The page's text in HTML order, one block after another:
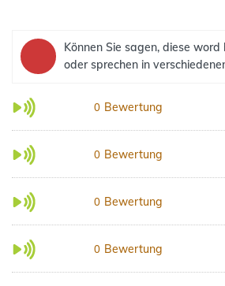
Können Sie sagen, diese word
oder sprechen in
0 Bewertung
0 Bewertung
0 Bewertung
0 Bewertung